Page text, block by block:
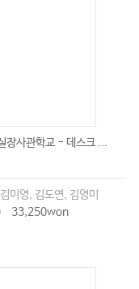
장사관학교 - 데스크 ...
미영, 김도연, 김영미
33,250won